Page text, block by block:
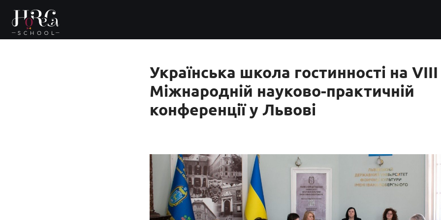
Українська школа гостинності на VIII
Міжнародній науково-практичній
конференції у Львові